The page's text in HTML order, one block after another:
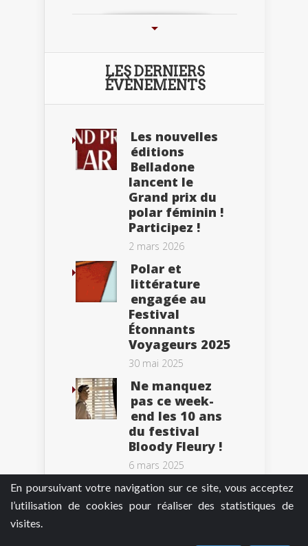
En poursuivant votre navigation sur ce site, vous acceptez
l’utilisation de cookies pour réaliser des statistiques de
visites.
LES DERNIERS
ÉVÈNEMENTS
Les nouvelles
éditions
Belladone
lancent le
Grand prix du
polar féminin !
Participez !
2 mars 2026
Polar et
littérature
engagée au
Festival
Étonnants
Voyageurs 2025
30 mai 2025
Ne manquez
pas ce week-
end les 10 ans
du festival
Bloody Fleury !
6 mars 2025